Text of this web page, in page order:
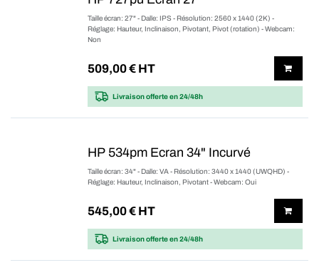
Taille écran: 27" - Dalle: IPS - Résolution: 2560 x 1440 (2K) -
Réglage: Hauteur, Inclinaison, Pivotant, Pivot (rotation) - Webcam:
Non
509,00€ HT
Livraison offerteen 24/48h
HP 534pm Ecran 34" Incurvé
Taille écran: 34" - Dalle: VA - Résolution: 3440 x 1440 (UWQHD) -
Réglage: Hauteur, Inclinaison, Pivotant - Webcam: Oui
545,00€ HT
Livraison offerteen 24/48h